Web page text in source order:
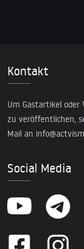
Kontakt
Um Gastartikel oder
zu veröffentlichen,
Mail an
Social Media